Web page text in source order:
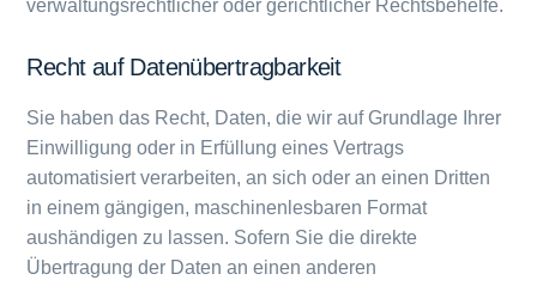
verwaltungsrechtlicher oder gerichtlicher Rechtsbehelfe.
Recht auf Daten­übertrag­barkeit
Sie haben das Recht, Daten, die wir auf Grundlage Ihrer
Einwilligung oder in Erfüllung eines Vertrags
automatisiert verarbeiten, an sich oder an einen Dritten
in einem gängigen, maschinenlesbaren Format
aushändigen zu lassen. Sofern Sie die direkte
Übertragung der Daten an einen anderen